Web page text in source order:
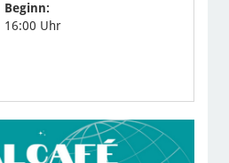
Beginn:
16:00 Uhr